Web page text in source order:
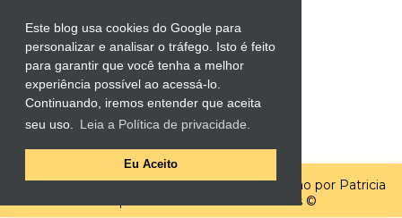
Este blog usa cookies do Google para
personalizar e analisar o tráfego. Isto é feito
para garantir que você tenha a melhor
experiência possível ao acessá-lo.
Continuando, iremos entender que aceita
seu uso.
Leia a Política de privacidade.
Eu Aceito
Olá pessoal!
Tudo bem
com vocês? Espero que sim! ...
Resenha:
Liftactiv
Supreme
da Vichy
por Kutiz...
apresentado neste post foi ...
Template porElaine Gaspareto| Customização por Patricia
Faria | Todos os direitos reservados ©